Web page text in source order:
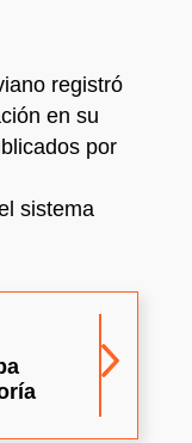
registró
en su
por
sistema